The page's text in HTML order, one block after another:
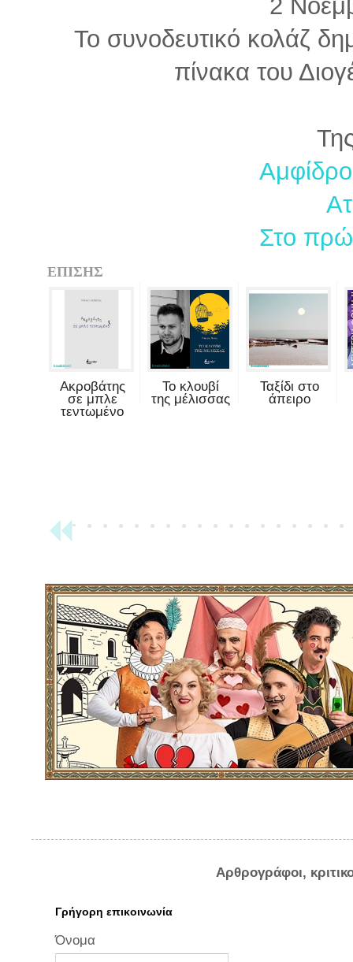
2
Το συνοδευτικό κολάζ
πίνακα του
Στο
ΕΠΙΣΗΣ
Ακροβάτης
σε μπλε
τεντωμένο
Το κλουβί
της μέλισσας
Ταξίδι στο
άπειρο
Αρθρογράφοι,
Γρήγορη επικοινωνία
Όνομα